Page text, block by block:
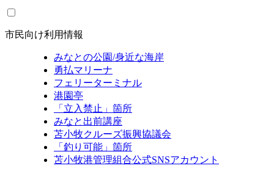
市民向け利用情報
みなとの公園/身近な海岸
勇払マリーナ
フェリーターミナル
港園亭
「立入禁止」箇所
みなと出前講座
苫小牧クルーズ振興協議会
「釣り可能」箇所
苫小牧港管理組合公式SNSアカウント